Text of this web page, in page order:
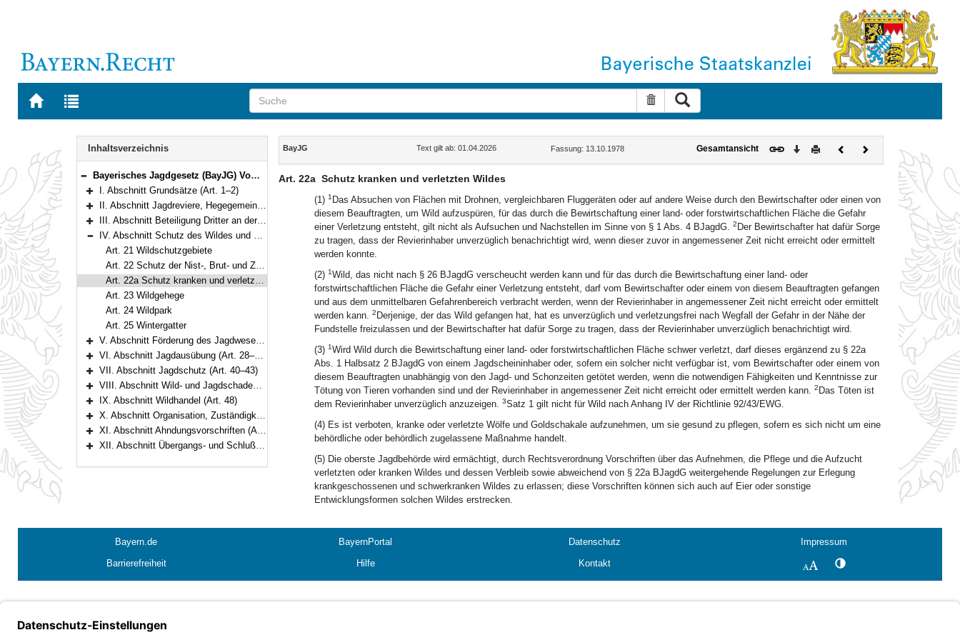
Zur
BAYERN.RECHT
Zur
letzten
Suche zurücksetzen
Navigation
Inhaltsverzeichnis
Bereich reduzieren
Bayerisches Jagdgesetz (BayJG) Vom 13. Oktober 1978 (BayRS V S. 595) BayRS 792-1-W (Art. 1–64)
Bereich erweitern
I. Abschnitt Grundsätze (Art. 1–2)
Bereich erweitern
II. Abschnitt Jagdreviere, Hegegemeinschaften (Art. 3–13)
Bereich erweitern
III. Abschnitt Beteiligung Dritter an der Ausübung des Jagdrechts (Art. 14–20)
Bereich reduzieren
IV. Abschnitt Schutz des Wildes und seiner Lebensräume (Art. 21–25)
Art. 21 Wildschutzgebiete
Art. 22 Schutz der Nist-, Brut- und Zufluchtstätten des Wildes
Art. 22a Schutz kranken und verletzten Wildes
Art. 23 Wildgehege
Art. 24 Wildpark
Art. 25 Wintergatter
Bereich erweitern
V. Abschnitt Förderung des Jagdwesens (Art. 26–27)
Bereich erweitern
VI. Abschnitt Jagdausübung (Art. 28–39)
Bereich erweitern
VII. Abschnitt Jagdschutz (Art. 40–43)
Bereich erweitern
VIII. Abschnitt Wild- und Jagdschaden (Art. 44–47a)
Bereich erweitern
IX. Abschnitt Wildhandel (Art. 48)
Bereich erweitern
X. Abschnitt Organisation, Zuständigkeit, Verfahren (Art. 49–54)
Bereich erweitern
XI. Abschnitt Ahndungsvorschriften (Art. 55–58)
XII. Abschnitt Übergangs- und Schlußvorschriften (Art. 59–64)
Inhalt
BayJG Text gilt ab: 01.04.2026 Fassung: 13.10.1978 Gesamtansicht Download
DruckenVorherigesNächstes
Dokument
Art. 22a Schutz kranken und verletzten Wildes
(1) 1 Das Absuchen von Flächen mit Drohnen, vergleichbaren Fluggeräten oder auf andere Weise durch den Bewirtschafter oder einen von
diesem Beauftragten, um Wild aufzuspüren, für das durch die Bewirtschaftung einer land- oder forstwirtschaftlichen Fläche die Gefahr
einer Verletzung entsteht, gilt nicht als Aufsuchen und Nachstellen im Sinne von § 1 Abs. 4 BJagdG. 2 Der Bewirtschafter hat dafür Sorge
zu tragen, dass der Revierinhaber unverzüglich benachrichtigt wird, wenn dieser zuvor in angemessener Zeit nicht erreicht oder ermittelt
werden konnte.
(2) 1Wild, das nicht nach § 26 BJagdG verscheucht werden kann und für das durch die Bewirtschaftung einer land- oder
forstwirtschaftlichen Fläche die Gefahr einer Verletzung entsteht, darf vom Bewirtschafter oder einem von diesem Beauftragten gefangen
und aus dem unmittelbaren Gefahrenbereich verbracht werden, wenn der Revierinhaber in angemessener Zeit nicht erreicht oder ermittelt
werden kann. 2 Derjenige, der das Wild gefangen hat, hat es unverzüglich und verletzungsfrei nach Wegfall der Gefahr in der Nähe der
Fundstelle freizulassen und der Bewirtschafter hat dafür Sorge zu tragen, dass der Revierinhaber unverzüglich benachrichtigt wird.
(3) 1Wird Wild durch die Bewirtschaftung einer land- oder forstwirtschaftlichen Fläche schwer verletzt, darf dieses ergänzend zu § 22a
Abs. 1 Halbsatz 2 BJagdG von einem Jagdscheininhaber oder, sofern ein solcher nicht verfügbar ist, vom Bewirtschafter oder einem von
diesem Beauftragten unabhängig von den Jagd- und Schonzeiten getötet werden, wenn die notwendigen Fähigkeiten und Kenntnisse zur
Tötung von Tieren vorhanden sind und der Revierinhaber in angemessener Zeit nicht erreicht oder ermittelt werden kann. 2 Das Töten ist
dem Revierinhaber unverzüglich anzuzeigen. 3Satz 1 gilt nicht für Wild nach Anhang IV der Richtlinie 92/43/EWG.
(4) Es ist verboten, kranke oder verletzte Wölfe und Goldschakale aufzunehmen, um sie gesund zu pflegen, sofern es sich nicht um eine
behördliche oder behördlich zugelassene Maßnahme handelt.
(5) Die oberste Jagdbehörde wird ermächtigt, durch Rechtsverordnung Vorschriften über das Aufnehmen, die Pflege und die Aufzucht
verletzten oder kranken Wildes und dessen Verbleib sowie abweichend von § 22a BJagdG weitergehende Regelungen zur Erlegung
krankgeschossenen und schwerkranken Wildes zu erlassen; diese Vorschriften können sich auch auf Eier oder sonstige
Entwicklungsformen solchen Wildes erstrecken.
Bayern.de BayernPortal Datenschutz
Impressum
Barrierefreiheit
Hilfe Kontakt SchriftgrößeKontrastwechsel